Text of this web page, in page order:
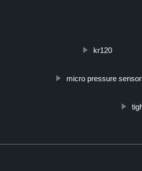
kr120
micro pressure